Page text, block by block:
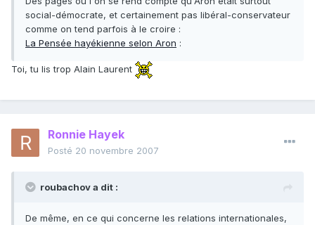
social-démocrate, et certainement pas libéral-conservateur
comme on tend parfois à le croire :
La Pensée hayékienne selon Aron :
Toi, tu lis trop Alain Laurent
Ronnie Hayek
Posté 20 novembre 2007
roubachov a dit :
De même, en ce qui concerne les relations internationales,